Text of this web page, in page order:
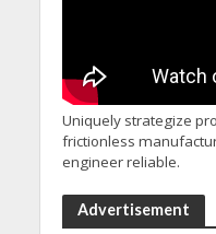
Uniquely strategize
frictionless
engineer reliable.
Advertisement